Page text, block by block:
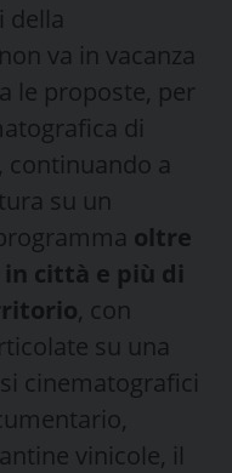
della
va in vacanza
le proposte, per
di
continuando a
su un
oltre
città e più di
, con
su una
cinematografici
vinicole, il